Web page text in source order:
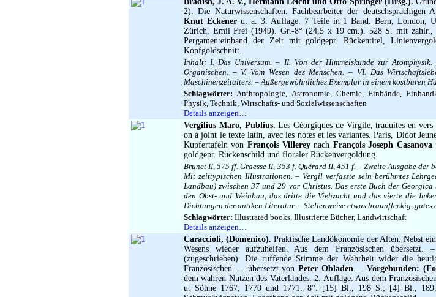
2). Die Naturwissenschaften. Fachbearbeiter der deutschsprachigen
Knut Eckeneru. a. 3. Auflage. 7 Teile in 1 Band. Bern, London,
Zürich, Emil Frei (1949). Gr.-8° (24,5 x 19 cm.). 528 S. mit
Pergamenteinband der Zeit mit goldgepr. Rückentitel,
Kopfgoldschnitt.
Inhalt: I. Das Universum. – II. Von der Himmelskunde zur
Organischen. – V. Vom Wesen des Menschen. – VI. Das
Maschinenzeitalters. – Außergewöhnliches Exemplar in einem kostbaren
Schlagwörter: Anthropologie, Astronomie, Chemie, Einbände,
Physik, Technik, Wirtschafts- und Sozialwissenschaften
Details anzeigen…
Vergilius Maro, Publius. Les Géorgiques de Virgile, traduites en vers
on à joint le texte latin, avec les notes et les variantes. Paris, Didot
Kupfertafeln von François Villerey nach François Joseph Casanova
goldgepr. Rückenschild und floraler Rückenvergoldung.
Brunet II, 575 ff. Graesse II, 353 f. Quérard II, 451 f. – Zweite Ausgabe der
Mit zeittypischen Illustrationen. – Vergil verfasste sein berühmtes
Landbau) zwischen 37 und 29 vor Christus. Das erste Buch der
den Obst- und Weinbau, das dritte die Viehzucht und das vierte die
Dichtungen der antiken Literatur. – Stellenweise etwas braunfleckig, gutes
Schlagwörter: Illustrated books, Illustrierte Bücher, Landwirtschaft
Details anzeigen…
Caraccioli, (Domenico). Praktische Landökonomie der Alten. Nebst
Wesens wieder aufzuhelfen. Aus dem Französischen übersetzt.
(zugeschrieben). Die ruffende Stimme der Wahrheit wider die
Französischen … übersetzt vonPeter Obladen. –Vorgebunden:
dem wahren Nutzen des Vaterlandes. 2. Auflage. Aus dem
u. Söhne 1767, 1770 und 1771. 8°. [15] Bl., 198 S.; [4] Bl.,